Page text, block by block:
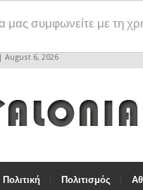
μας συμφωνείτε με τη
August 6, 2026
Πολιτική Πολιτισμός